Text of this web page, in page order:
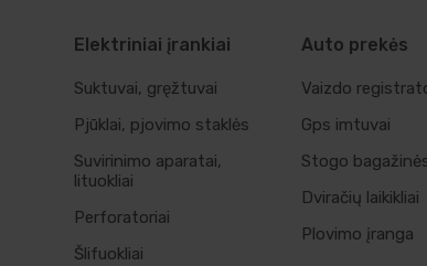
Elektriniai įrankiai
Suktuvai, gręžtuvai
Pjūklai, pjovimo staklės
Suvirinimo aparatai,
lituokliai
Perforatoriai
Šlifuokliai
Auto prekės
Vaizdo
Gps imtuvai
Stogo
Dviračių laikikliai
Plovimo įranga